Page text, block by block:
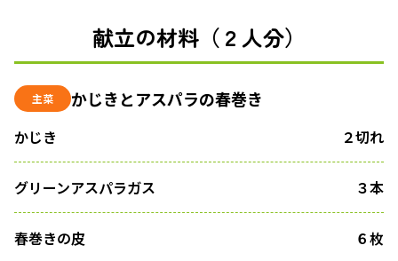
献立の材料（２人分）
主菜 かじきとアスパラの春巻き
かじき ２切れ
グリーンアスパラガス ３本
春巻きの皮 ６枚